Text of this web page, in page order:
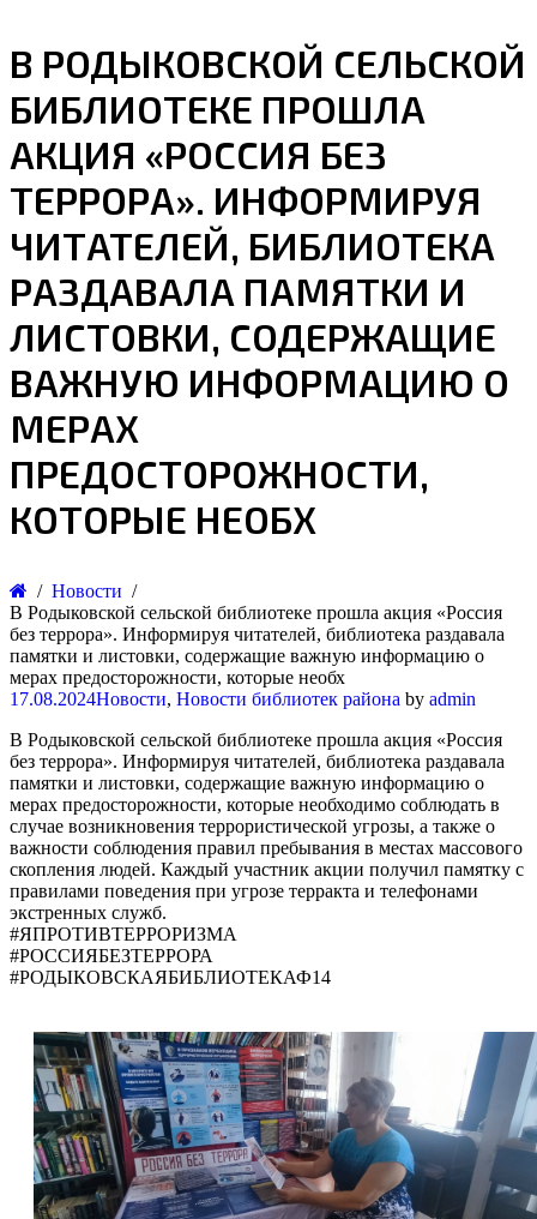
В РОДЫКОВСКОЙ СЕЛЬСКОЙ
БИБЛИОТЕКЕ ПРОШЛА
АКЦИЯ «РОССИЯ БЕЗ
ТЕРРОРА». ИНФОРМИРУЯ
ЧИТАТЕЛЕЙ, БИБЛИОТЕКА
РАЗДАВАЛА ПАМЯТКИ И
ЛИСТОВКИ, СОДЕРЖАЩИЕ
ВАЖНУЮ ИНФОРМАЦИЮ О
МЕРАХ
ПРЕДОСТОРОЖНОСТИ,
КОТОРЫЕ НЕОБХ
Новости
В Родыковской сельской библиотеке прошла акция «Россия
без террора». Информируя читателей, библиотека раздавала
памятки и листовки, содержащие важную информацию о
мерах предосторожности, которые необх
17.08.2024Новости, Новости библиотек района by admin
В Родыковской сельской библиотеке прошла акция «Россия
без террора». Информируя читателей, библиотека раздавала
памятки и листовки, содержащие важную информацию о
мерах предосторожности, которые необходимо соблюдать в
случае возникновения террористической угрозы, а также о
важности соблюдения правил пребывания в местах массового
скопления людей. Каждый участник акции получил памятку с
правилами поведения при угрозе терракта и телефонами
экстренных служб.
#ЯПРОТИВТЕРРОРИЗМА
#РОССИЯБЕЗТЕРРОРА
#РОДЫКОВСКАЯБИБЛИОТЕКАФ14